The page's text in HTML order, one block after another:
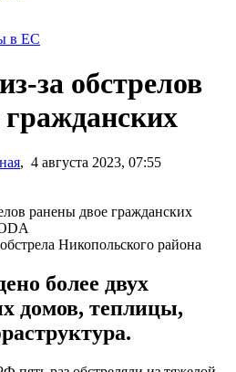
в ЕС
за обстрелов
, 4 августа 2023, 07:55
Никопольского района
более двух
домов, теплицы,